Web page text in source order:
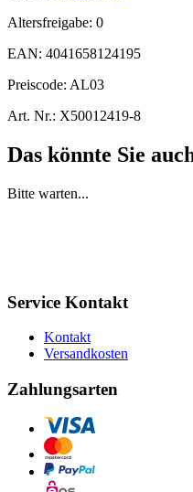
Altersfreigabe: 0
EAN: 4041658124195
Preiscode: AL03
Art. Nr.: X50012419-8
Das könnte Sie
Bitte warten...
Service Kontakt
Kontakt
Versandkosten
Zahlungsarten